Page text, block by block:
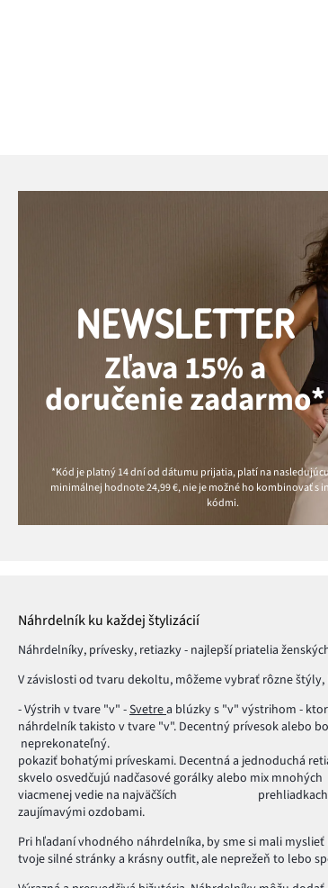
NEWSLETTER
Zľava 15% a
doručenie zadarmo*
*Kód je platný 14 dní od dátumu prijatia, platí na
minimálnej hodnote24,99 €, nie je možné ho kombinovať s
kódmi.
Náhrdelník ku každej štylizácií
Náhrdelníky, prívesky, retiazky - najlepší priatelia
V závislosti od tvaru dekoltu, môžeme vybrať rôzne
- Výstrih v tvare "v" -Svetrea blúzky s "v" výstrihom -
náhrdelník takisto v tvare "v". Decentný prívesok
pokaziť bohatými príveskami. Decentná a jednoduchá
skvelo osvedčujú nadčasové
viacmenej vedie na najväčších prehliadkach
zaujímavými ozdobami.
Pri hľadaní vhodného náhrdelníka, by sme si mali
tvoje silné stránky a krásny outfit, ale neprežeň to lebo